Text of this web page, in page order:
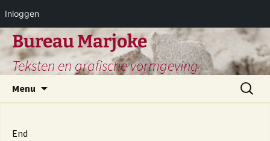
Inloggen
Ga
naar
inhoud
Bureau Marjoke
Teksten en grafische vormgeving
Menu
Zoeken
naar:
End